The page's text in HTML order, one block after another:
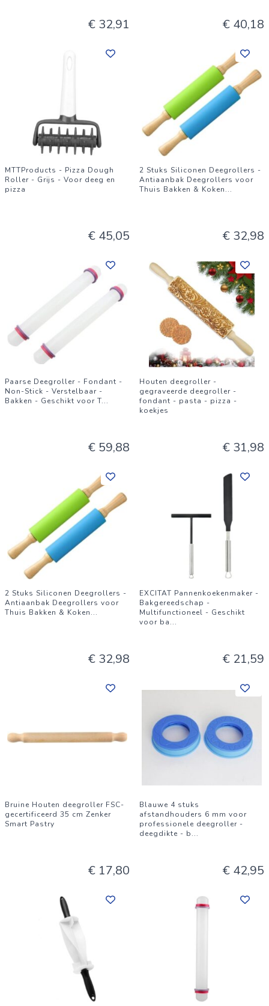
€ 32,91 € 40,18
MTTProducts - Pizza Dough
Roller - Grijs - Voor deeg en
pizza
€ 45,05
2 Stuks Siliconen Deegrollers -
Antiaanbak Deegrollers voor
Thuis Bakken & Koken...
€ 32,98
Paarse Deegroller - Fondant -
Non-Stick - Verstelbaar -
Bakken - Geschikt voor T...
€ 59,88
Houten deegroller -
gegraveerde deegroller -
fondant - pasta - pizza -
koekjes
€ 31,98
2 Stuks Siliconen Deegrollers -
Antiaanbak Deegrollers voor
Thuis Bakken & Koken...
€ 32,98
EXCITAT Pannenkoekenmaker -
Bakgereedschap -
Multifunctioneel - Geschikt
voor ba...
€ 21,59
Bruine Houten deegroller FSC-
gecertificeerd 35 cm Zenker
Smart Pastry
€ 17,80
Blauwe 4 stuks
afstandhouders 6 mm voor
professionele deegroller -
deegdikte - b...
€ 42,95